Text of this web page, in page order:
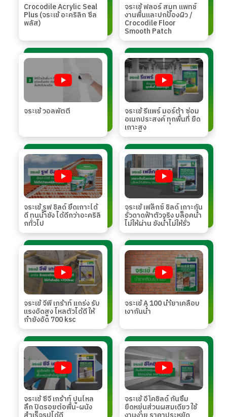
Crocodile Acrylic Seal
Plus (จระเข้ อะคริลิก ซีล
พลัส)
จระเข้ ฟลอร์ สมูท แพทช์
งานพื้นและปกป้องผิว /
Crocodile Floor
Smooth Patch
จระเข้ วอลพัตตี้ จระเข้ รีแพร์ มอร์ต้า ซ่อม
อเนกประสงค์ ทุกพื้นที่ ยืด
เกาะสูง
จระเข้ รูฟ ชิลด์ ยึดเกาะได้
ดี ทนน้ำขัง ได้ดีกว่าอะคริลิ
กทั่วไป
จระเข้ เฟล็กซ์ ชิลด์ เกาะกัน
รั่วดาดฟ้าตัวจริง บล็อคน้ำ
ไม่ให้ผ่าน ขังน้ำไม่ให้รั่ว
จระเข้ จีพี เกร้าท์ แกร่ง รับ
แรงอัดสูง ไหลตัวได้ดี ให้
กำยังอัด 700 ksc
จระเข้ A 100 นำ้ยาเคลือบ
เงากันน้ำ
จระเข้ ซีจี เกร้าท์ ปูนไหล
ลึก ปิดรอยต่อพื้น-ผนัง
จระเข้ อีโคชิลด์ กันซึม
ยืดหยุ่นส่วนผสมเดียว ใช้